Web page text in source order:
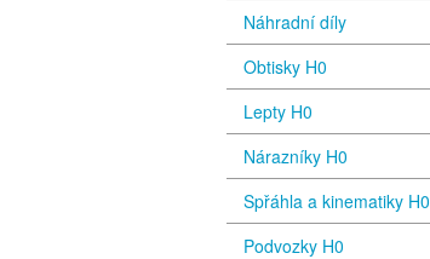
Náhradní díly
Obtisky H0
Lepty H0
Nárazníky H0
Spřáhla a kinematiky H0
Podvozky H0